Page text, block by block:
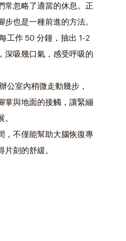
常忽略了適當的休息。正
也是一種前進的方法。
工作 50 分鐘，抽出 1-2
深吸幾口氣，感受呼吸的
公室內稍微走動幾步，
掌與地面的接觸，讓緊繃
，不僅能幫助大腦恢復專
刻的舒緩。